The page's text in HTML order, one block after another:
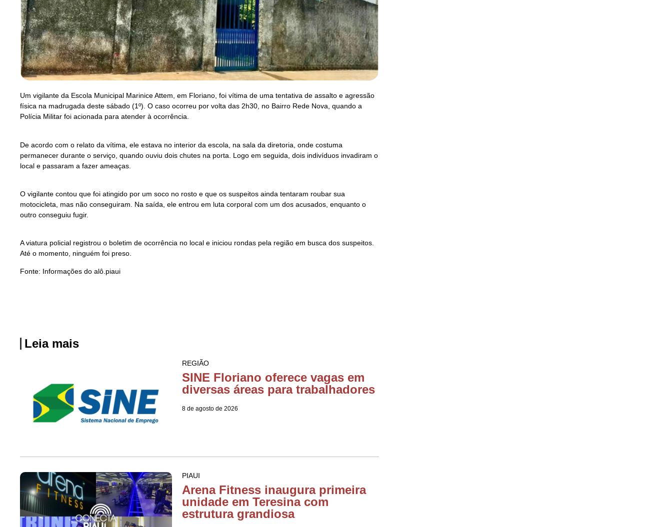
Um vigilante da Escola Municipal Marinice Attem, em Floriano, foi vítima de uma tentativa de assalto e agressão
física na madrugada deste sábado (1º). O caso ocorreu por volta das 2h30, no Bairro Rede Nova, quando a
Polícia Militar foi acionada para atender à ocorrência.
De acordo com o relato da vítima, ele estava no interior da escola, na sala da diretoria, onde costuma
permanecer durante o serviço, quando ouviu dois chutes na porta. Logo em seguida, dois indivíduos invadiram o
local e passaram a fazer ameaças.
O vigilante contou que foi atingido por um soco no rosto e que os suspeitos ainda tentaram roubar sua
motocicleta, mas não conseguiram. Na saída, ele entrou em luta corporal com um dos acusados, enquanto o
outro conseguiu fugir.
A viatura policial registrou o boletim de ocorrência no local e iniciou rondas pela região em busca dos suspeitos.
Até o momento, ninguém foi preso.
Fonte: Informações do alô.piaui
Leia mais
REGIÃO
SINE Floriano oferece vagas em
diversas áreas para trabalhadores
8 de agosto de 2026
PIAUI
Arena Fitness inaugura primeira
unidade em Teresina com
estrutura grandiosa